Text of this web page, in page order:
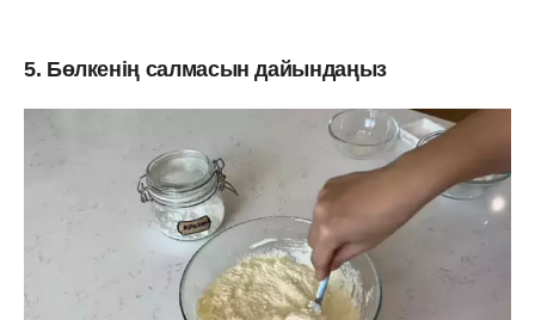
5. Бөлкенің салмасын дайындаңыз